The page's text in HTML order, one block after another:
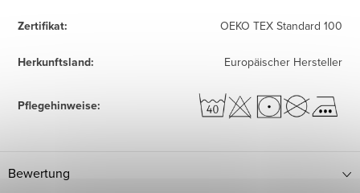
Zertifikat: OEKO TEX Standard 100
Herkunftsland: Europäischer Hersteller
Pflegehinweise:
Bewertung